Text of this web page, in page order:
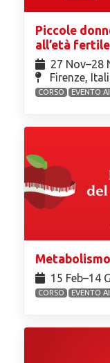
Piccole
all’età fertile
27 Nov⁠–28
Firenze,
CORSO EVENTO
15 Feb⁠–14
CORSO EVENTO